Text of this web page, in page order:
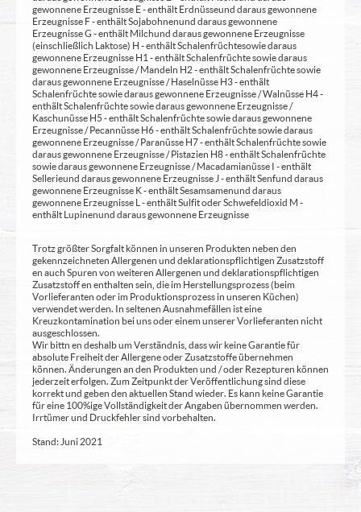
gewonnene Erzeugnisse E - enthält Erdnüsse und daraus gewonnene
Erzeugnisse F - enthält Sojabohnen und daraus gewonnene
Erzeugnisse G - enthält Milch und daraus gewonnene Erzeugnisse
(einschließlich Laktose) H - enthält Schalenfrüchte sowie daraus
gewonnene Erzeugnisse H1 - enthält Schalenfrüchte sowie daraus
gewonnene Erzeugnisse / Mandeln H2 - enthält Schalenfrüchte sowie
daraus gewonnene Erzeugnisse / Haselnüsse H3 - enthält
Schalenfrüchte sowie daraus gewonnene Erzeugnisse / Walnüsse H4 -
enthält Schalenfrüchte sowie daraus gewonnene Erzeugnisse /
Kaschunüsse H5 - enthält Schalenfrüchte sowie daraus gewonnene
Erzeugnisse / Pecannüsse H6 - enthält Schalenfrüchte sowie daraus
gewonnene Erzeugnisse / Paranüsse H7 - enthält Schalenfrüchte sowie
daraus gewonnene Erzeugnisse / Pistazien H8 - enthält Schalenfrüchte
sowie daraus gewonnene Erzeugnisse / Macadamianüsse I - enthält
Sellerie und daraus gewonnene Erzeugnisse J - enthält Senf und daraus
gewonnene Erzeugnisse K - enthält Sesamsamen und daraus
gewonnene Erzeugnisse L - enthält Sulfit oder Schwefeldioxid M -
enthält Lupinen und daraus gewonnene Erzeugnisse
Trotz größter Sorgfalt können in unseren Produkten neben den
gekennzeichneten Allergenen und deklarationspflichtigen Zusatzstoff
en auch Spuren von weiteren Allergenen und deklarationspflichtigen
Zusatzstoff en enthalten sein, die im Herstellungsprozess (beim
Vorlieferanten oder im Produktionsprozess in unseren Küchen)
verwendet werden. In seltenen Ausnahmefällen ist eine
Kreuzkontamination bei uns oder einem unserer Vorlieferanten nicht
ausgeschlossen.
Wir bittn en deshalb um Verständnis, dass wir keine Garantie für
absolute Freiheit der Allergene oder Zusatzstoffe übernehmen
können. Änderungen an den Produkten und / oder Rezepturen können
jederzeit erfolgen. Zum Zeitpunkt der Veröffentlichung sind diese
korrekt und geben den aktuellen Stand wieder. Es kann keine Garantie
für eine 100%ige Vollständigkeit der Angaben übernommen werden.
Irrtümer und Druckfehler sind vorbehalten.
Stand: Juni 2021